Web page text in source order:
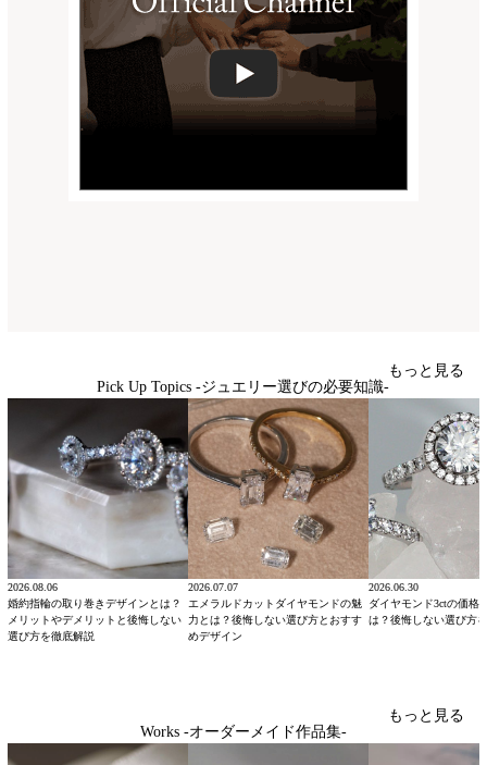
Pick Up Topics -ジュエリー選びの必要知識-
もっと見る
2026.08.06
婚約指輪の取り巻きデザインとは？
メリットやデメリットと後悔しない
選び方を徹底解説
2026.07.07
エメラルドカットダイヤモンドの魅
力とは？後悔しない選び方とおすす
めデザイン
2026.06.30
ダイヤモンド3ctの価格
は？後悔しない選び方
Works -オーダーメイド作品集-
もっと見る